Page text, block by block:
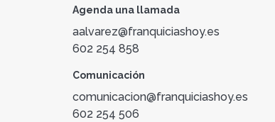
Agenda una llamada
aalvarez@franquiciashoy.es
602 254 858
Comunicación
comunicacion@franquiciashoy.es
602 254 506